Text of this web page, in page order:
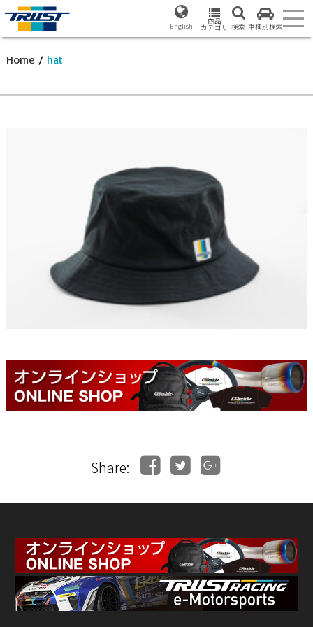
English 商品
カテゴリ 検索 車種別検索
Home / hat
Share: